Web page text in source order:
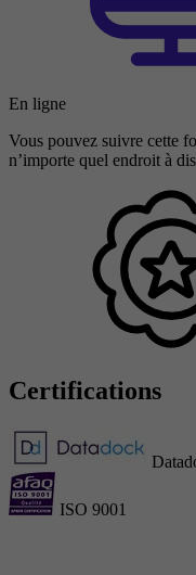
En ligne
Vous pouvez suivre cette
n’importe quel endroit à
Certifications
ISO 9001